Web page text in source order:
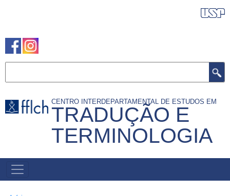
conteúdo
principal
CENTRO INTERDEPARTAMENTAL DE ESTUDOS EM
TRADUÇÃO E
TERMINOLOGIA
NAVEGAÇÃO
PRINCIPAL